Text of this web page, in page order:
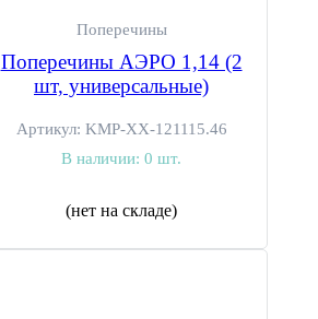
Поперечины
Поперечины АЭРО 1,14 (2
шт, универсальные)
Артикул: KMP-XX-121115.46
В наличии: 0 шт.
(нет на складе)